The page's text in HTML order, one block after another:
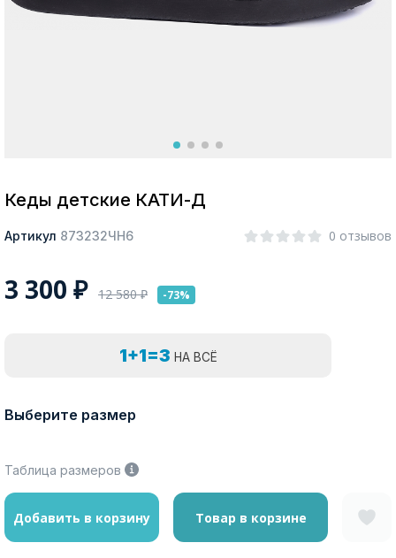
Кеды детские КАТИ-Д
Артикул 873232ЧН6 0 отзывов
3 300 ₽ 12 580₽ -73%
1+1=3 НА ВСЁ
Выберите размер
Таблица размеров
Добавить в корзину Товар в корзине